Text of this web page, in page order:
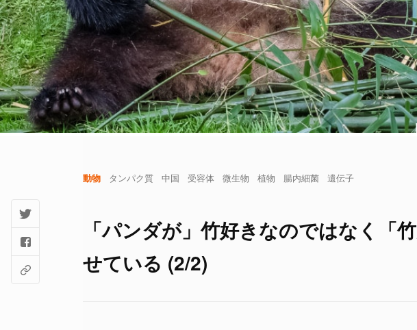
動物 タンパク質 中国 受容体 微生物 植物 腸内細菌 遺伝子
「パンダが」竹好きなのではなく「
せている (2/2)